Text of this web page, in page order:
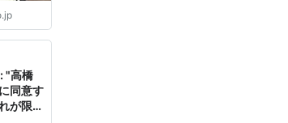
"高橋
同意す
が限界